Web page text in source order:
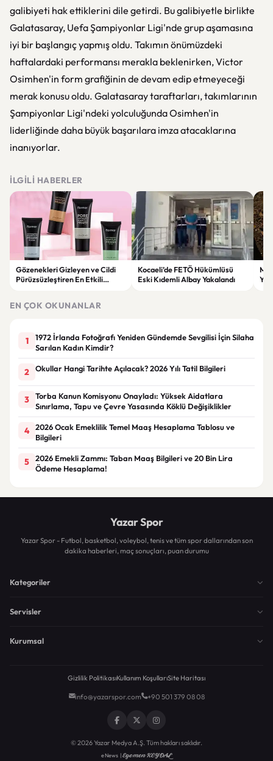
galibiyeti hak ettiklerini dile getirdi. Bu galibiyetle birlikte
Galatasaray, Uefa Şampiyonlar Ligi'nde grup aşamasına
iyi bir başlangıç yapmış oldu. Takımın önümüzdeki
haftalardaki performansı merakla beklenirken, Victor
Osimhen'in form grafiğinin de devam edip etmeyeceği
merak konusu oldu. Galatasaray taraftarları, takımlarının
Şampiyonlar Ligi'ndeki yolculuğunda Osimhen'in
liderliğinde daha büyük başarılara imza atacaklarına
inanıyorlar.
İLGILI HABERLER
Gözenekleri Gizleyen ve Cildi
Pürüzsüzleştiren En Etkili
Kocaeli’de FETÖ Hükümlüsü
Eski Kıdemli Albay Yakalandı
EN ÇOK OKUNANLAR
1
1972 İrlanda Fotoğrafı Yeniden Gündemde Sevgilisi İçin Silaha
Sarılan Kadın Kimdir?
2 Okullar Hangi Tarihte Açılacak? 2026 Yılı Tatil Bilgileri
3
Torba Kanun Komisyonu Onayladı: Yüksek Aidatlara
Sınırlama, Tapu ve Çevre Yasasında Köklü Değişiklikler
4
2026 Ocak Emeklilik Temel Maaş Hesaplama Tablosu ve
Bilgileri
5
2026 Emekli Zammı: Taban Maaş Bilgileri ve 20 Bin Lira
Ödeme Hesaplama!
Yazar Spor
Yazar Spor - Futbol, basketbol, voleybol, tenis ve tüm spor dallarından son
dakika haberleri, maç sonuçları, puan durumu
Kategoriler
Servisler
Kurumsal
Gizlilik PolitikasıKullanım KoşullarıSite Haritası
info@yazarspor.com +90 501 379 08 08
© 2026 Yazar Medya A.Ş. Tüm hakları saklıdır.
eNews |Egemen KEYDAL